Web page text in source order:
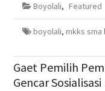
jendela
baru)
jendela
baru)
di
Boyolali, Featured
boyolali, mkks sma
Gaet Pemilih
Gencar